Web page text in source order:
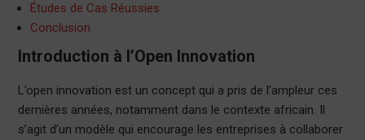
Études de Cas Réussies
Conclusion
Introduction à l’Open Innovation
L’open innovation est un concept qui a pris de l’ampleur ces
dernières années, notamment dans le contexte africain. Il
s’agit d’un modèle qui encourage les entreprises à collaborer